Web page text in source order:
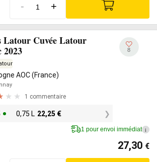
- +
Latour Cuvée Latour
2023
AOC (France)
1 commentaire
0,75 L 22,25 €
8
1 pour envoi immédiat i
27,30 €